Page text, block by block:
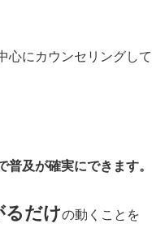
心にカウンセリングして
及が確実にできます。
るだけの動くことを